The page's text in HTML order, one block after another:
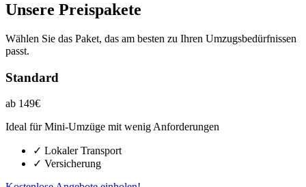
Unsere Preispakete
Wählen Sie das Paket, das am besten zu Ihren Umzugsbedürfnissen
passt.
Standard
ab 149€
Ideal für Mini-Umzüge mit wenig Anforderungen
✓ Lokaler Transport
✓ Versicherung